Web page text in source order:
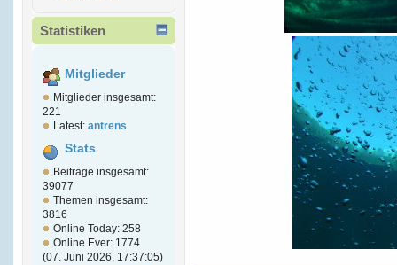
Statistiken
Mitglieder
Mitglieder insgesamt:
221
Latest: antrens
Stats
Beiträge insgesamt:
39077
Themen insgesamt:
3816
Online Today: 258
Online Ever: 1774
(07. Juni 2026, 17:37:05)